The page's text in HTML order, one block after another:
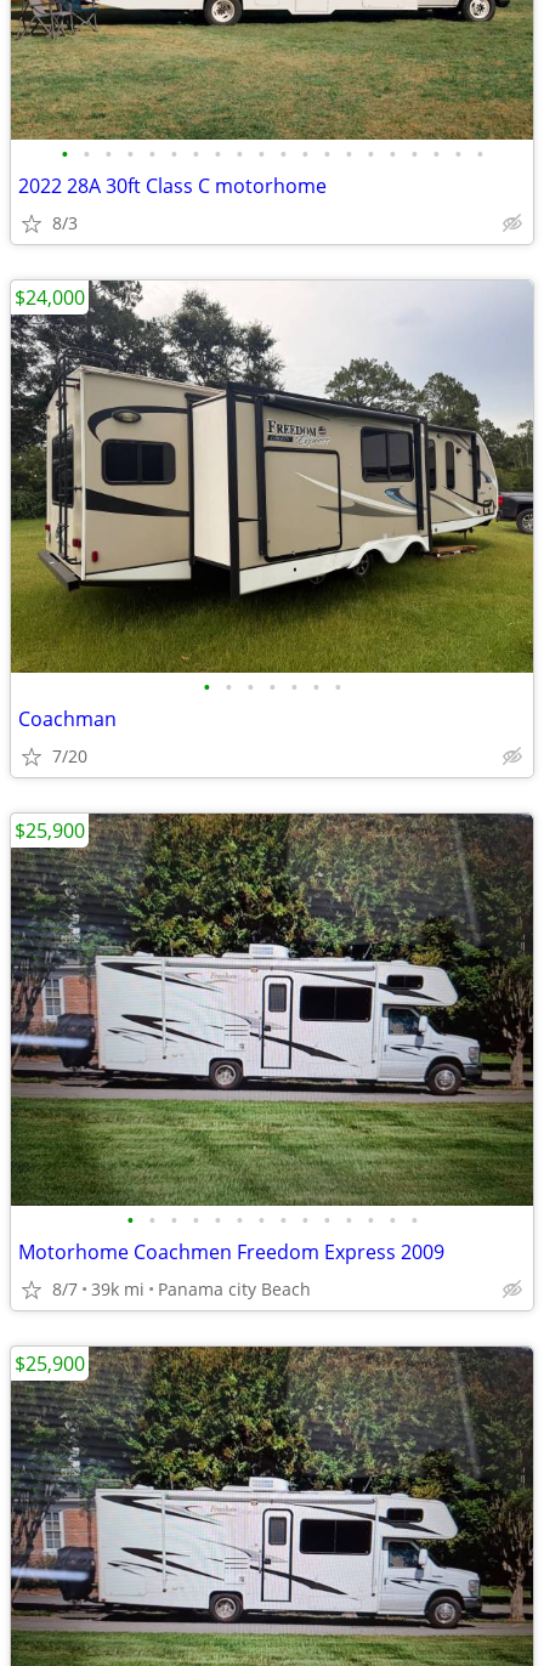
• • • • • • • • • • • • • • • • • • • •
2022 28A 30ft Class C motorhome
8/3
• • • • • • •
Coachman
7/20
$24,000
• • • • • • • • • • • • • •
Motorhome Coachmen Freedom Express 2009
8/7 39k mi Panama city Beach
$25,900
$25,900